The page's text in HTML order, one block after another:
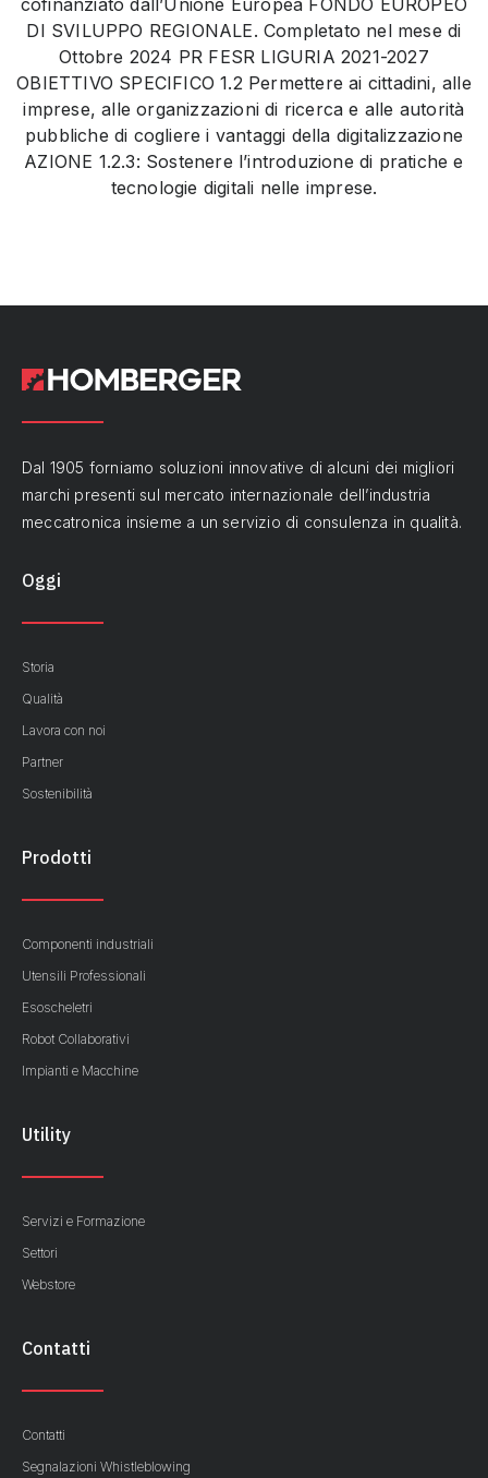
DI SVILUPPO REGIONALE. Completato nel mese di
Ottobre 2024 PR FESR LIGURIA 2021-2027
OBIETTIVO SPECIFICO 1.2 Permettere ai cittadini, alle
imprese, alle organizzazioni di ricerca e alle autorità
pubbliche di cogliere i vantaggi della digitalizzazione
AZIONE 1.2.3: Sostenere l’introduzione di pratiche e
tecnologie digitali nelle imprese.
Dal 1905 forniamo soluzioni innovative di alcuni dei migliori
marchi presenti sul mercato internazionale dell’industria
meccatronica insieme a un servizio di consulenza in qualità.
Oggi
Storia
Qualità
Lavora con noi
Partner
Sostenibilità
Prodotti
Componenti industriali
Utensili Professionali
Esoscheletri
Robot Collaborativi
Impianti e Macchine
Utility
Servizi e Formazione
Settori
Webstore
Contatti
Contatti
Segnalazioni Whistleblowing